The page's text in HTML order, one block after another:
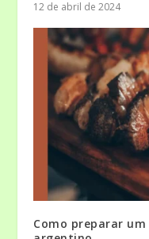
12 de abril de 2024
Como preparar